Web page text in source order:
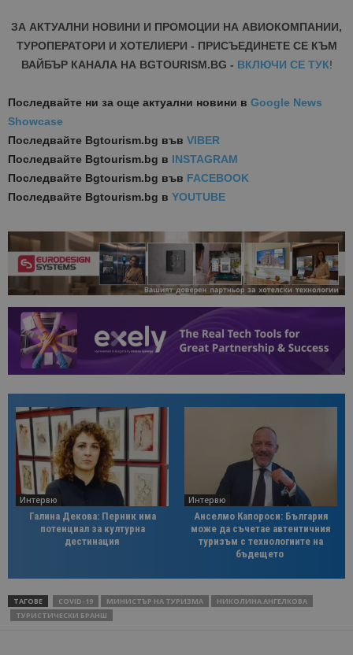
ЗА АКТУАЛНИ НОВИНИ И ПРОМОЦИИ НА АВИОКОМПАНИИ,
ТУРОПЕРАТОРИ И ХОТЕЛИЕРИ - ПРИСЪЕДИНЕТЕ СЕ КЪМ
ВАЙБЪР КАНАЛА НА BGTOURISM.BG - ВКЛЮЧИ СЕ ТУК!
Последвайте ни за още актуални новини в Google News
Showcase
Последвайте Bgtourism.bg във VIBER
Последвайте Bgtourism.bg в INSTAGRAM
Последвайте Bgtourism.bg във FACEBOOK
Последвайте Bgtourism.bg в YOUTUBE
Интервю
Галина Декова: Перник има
потенциал за културна
дестинация
Интервю
Анселмо Капороси: България
може да съчетае автентичния
туризъм с технологиите на
бъдещето
ТАГОВЕ COVID-19 МИНИСТЪР НА ТУРИЗМА
НИКОЛИНА АНГЕЛКОВА
ТУРИСТИЧЕСКИ БРАНШ